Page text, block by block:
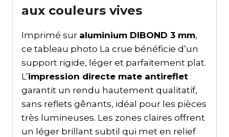
aux couleurs vives
Imprimé sur aluminium DIBOND 3 mm,
ce tableau photo La crue bénéficie d’un
support rigide, léger et parfaitement plat.
L’impression directe mate antireflet
garantit un rendu hautement qualitatif,
sans reflets gênants, idéal pour les pièces
très lumineuses. Les zones claires offrent
un léger brillant subtil qui met en relief